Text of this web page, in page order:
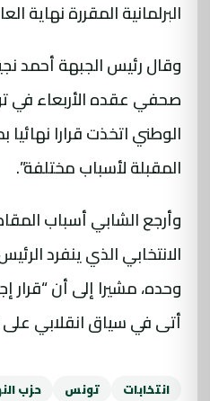
البرلمانية المقررة نهاية
وقال رئيس الجبهة أحمد
صحفي عقده الأربعاء في
الوطني اتخذت قرارا نهائيا
المقبلة لأسباب مختلفة”.
وأرجع الشابي أسباب
الانتخابي الذي ينفرد
وحده، مشيرا إلى أن “قرار
أتى في سياق انقلابي على
انتخابات تونس حزب